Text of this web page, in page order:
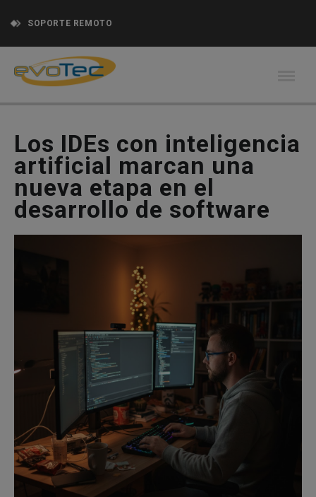
SOPORTE REMOTO
Los IDEs con inteligencia
artificial marcan una
nueva etapa en el
desarrollo de software